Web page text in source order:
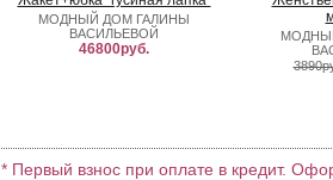
МОДНЫЙ ДОМ ГАЛИНЫ
ВАСИЛЬЕВОЙ
46800руб.
* Первый взнос при оплате в кредит.